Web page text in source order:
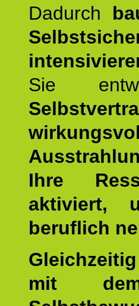
Dadurch
Sie
Ihre
aktiviert,
beruflich
mit